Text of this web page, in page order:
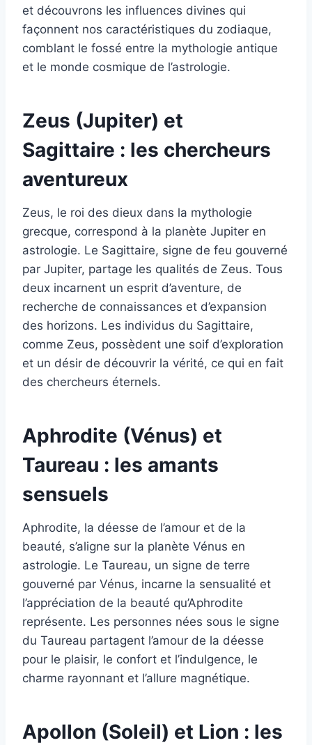
et découvrons les influences divines qui
façonnent nos caractéristiques du zodiaque,
comblant le fossé entre la mythologie antique
et le monde cosmique de l’astrologie.
Zeus (Jupiter) et
Sagittaire : les chercheurs
aventureux
Zeus, le roi des dieux dans la mythologie
grecque, correspond à la planète Jupiter en
astrologie. Le Sagittaire, signe de feu gouverné
par Jupiter, partage les qualités de Zeus. Tous
deux incarnent un esprit d’aventure, de
recherche de connaissances et d’expansion
des horizons. Les individus du Sagittaire,
comme Zeus, possèdent une soif d’exploration
et un désir de découvrir la vérité, ce qui en fait
des chercheurs éternels.
Aphrodite (Vénus) et
Taureau : les amants
sensuels
Aphrodite, la déesse de l’amour et de la
beauté, s’aligne sur la planète Vénus en
astrologie. Le Taureau, un signe de terre
gouverné par Vénus, incarne la sensualité et
l’appréciation de la beauté qu’Aphrodite
représente. Les personnes nées sous le signe
du Taureau partagent l’amour de la déesse
pour le plaisir, le confort et l’indulgence, le
charme rayonnant et l’allure magnétique.
Apollon (Soleil) et Lion : les